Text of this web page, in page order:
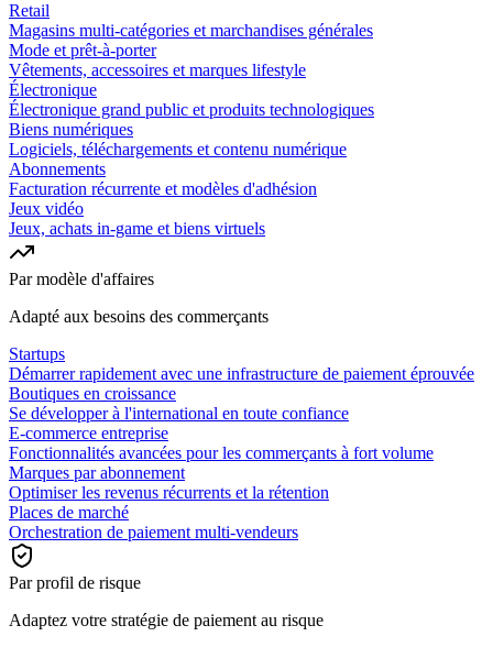
Retail
Magasins multi-catégories et marchandises générales
Mode et prêt-à-porter
Vêtements, accessoires et marques lifestyle
Électronique
Électronique grand public et produits technologiques
Biens numériques
Logiciels, téléchargements et contenu numérique
Abonnements
Facturation récurrente et modèles d'adhésion
Jeux vidéo
Jeux, achats in-game et biens virtuels
Par modèle d'affaires
Adapté aux besoins des commerçants
Startups
Démarrer rapidement avec une infrastructure de paiement éprouvée
Boutiques en croissance
Se développer à l'international en toute confiance
E-commerce entreprise
Fonctionnalités avancées pour les commerçants à fort volume
Marques par abonnement
Optimiser les revenus récurrents et la rétention
Places de marché
Orchestration de paiement multi-vendeurs
Par profil de risque
Adaptez votre stratégie de paiement au risque